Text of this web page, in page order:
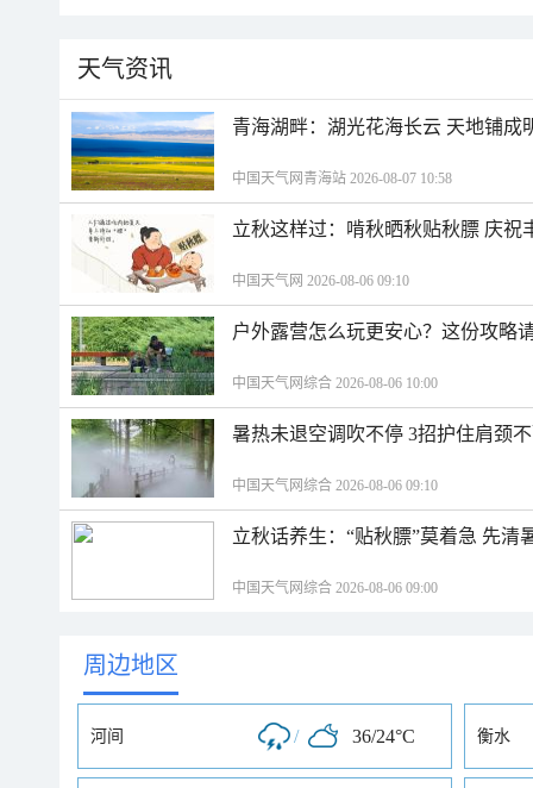
天气资讯
青海湖畔：湖光花海长云 天地铺成
中国天气网青海站 2026-08-07 10:58
立秋这样过：啃秋晒秋贴秋膘 庆祝
中国天气网 2026-08-06 09:10
户外露营怎么玩更安心？这份攻略
中国天气网综合 2026-08-06 10:00
暑热未退空调吹不停 3招护住肩颈
中国天气网综合 2026-08-06 09:10
立秋话养生：“贴秋膘”莫着急 先清
中国天气网综合 2026-08-06 09:00
周边地区
河间 / 36/24°C 衡水